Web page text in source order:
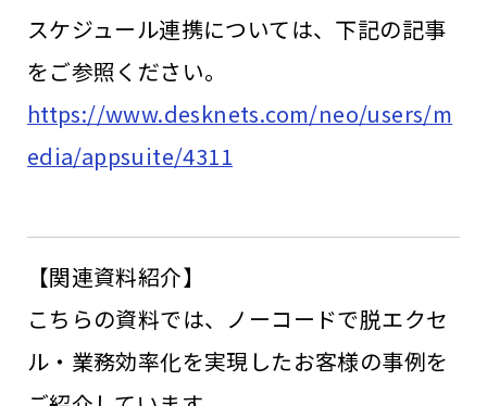
スケジュール連携については、下記の記事
をご参照ください。
https://www.desknets.com/neo/users/m
edia/appsuite/4311
【関連資料紹介】
こちらの資料では、ノーコードで脱エクセ
ル・業務効率化を実現したお客様の事例を